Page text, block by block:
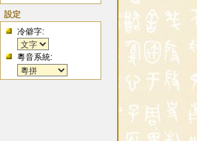
設定
冷僻字:
粵音系統: